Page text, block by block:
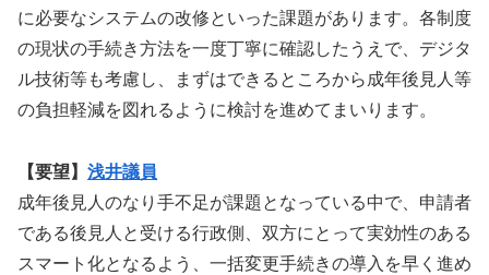
に必要なシステムの改修といった課題があります。各制度
の現状の手続き方法を一度丁寧に確認したうえで、デジタ
ル技術等も考慮し、まずはできるところから成年後見人等
の負担軽減を図れるように検討を進めてまいります。
【要望】 浅井議員
成年後見人のなり手不足が課題となっている中で、申請者
である後見人と受ける行政側、双方にとって実効性のある
スマート化となるよう、一括変更手続きの導入を早く進め